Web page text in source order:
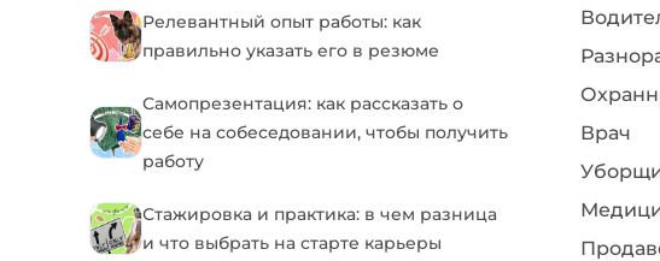
Релевантный опыт работы: как
правильно указать его в резюме
Самопрезентация: как рассказать о
себе на собеседовании, чтобы получить
работу
Стажировка и практика: в чем разница
и что выбрать на старте карьеры
Врач